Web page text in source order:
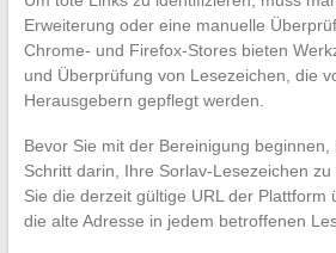
Erweiterung oder eine manuelle
Chrome- und Firefox-Stores bieten
und Überprüfung von Lesezeichen, die
Herausgebern gepflegt werden.
Bevor Sie mit der Bereinigung
Schritt darin, Ihre Sorlav-Lesezeichen
Sie die derzeit gültige URL der Plattform
die alte Adresse in jedem betroffenen